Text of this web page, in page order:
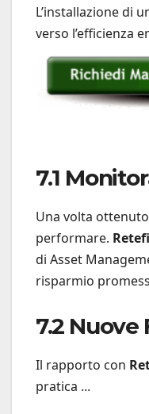
L’installazione di
verso l’efficienza
7.1
Una volta
performare.
di Asset
risparmio
7.2 Nuove
Il rapporto con
pratica ...